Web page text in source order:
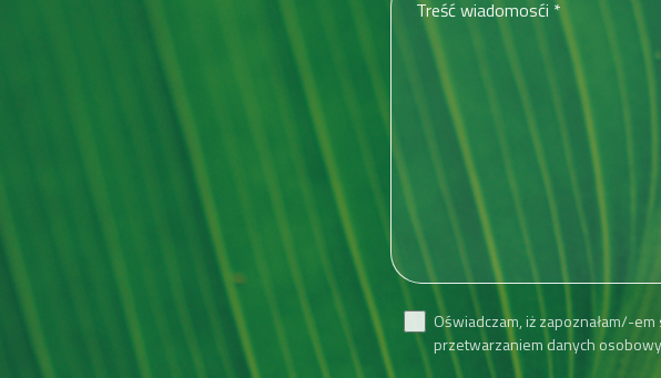
Oświadczam, iż zapoznałam/-em
przetwarzaniem danych